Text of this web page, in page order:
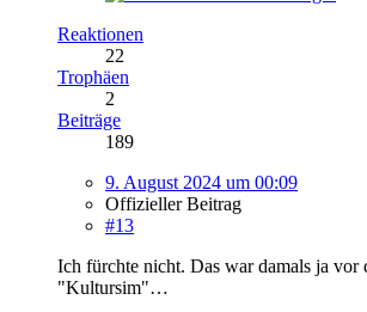
Reaktionen
22
Trophäen
2
Beiträge
189
9. August 2024 um 00:09
Offizieller Beitrag
#13
Ich fürchte nicht. Das war damals ja vor
"Kultursim"…